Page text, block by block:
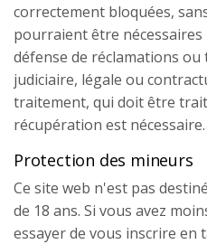
correctement bloquées,
pourraient être
défense de réclamations
judiciaire, légale ou
traitement, qui doit être
récupération est nécessaire.
Protection des mineurs
Ce site web n'est pas
de 18 ans. Si vous avez
essayer de vous inscrire en